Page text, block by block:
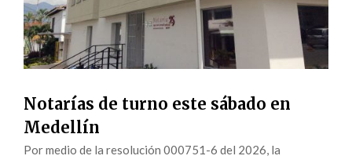
Notarías de turno este sábado en
Medellín
Por medio de la resolución 000751-6 del 2026, la